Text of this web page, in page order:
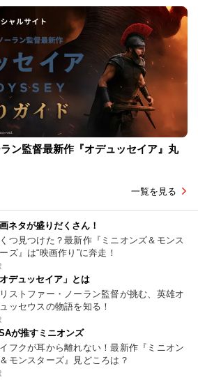
ン監督最新作『オデュッセイア』丸
一覧を見る
ネタが盛りだくさん！
つ見つけた？最新作『ミニオンズ＆モンス
ズ』は“映画作り”に奔走！
オデュッセイア」とは
ストファー・ノーラン監督が挑む、英雄オ
ッセウスの物語を知る！
が推すミニオンズ
フクが耳から離れない！最新作『ミニオン
モンスターズ』見どころは？